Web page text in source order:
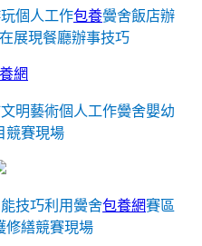
個人工作包養黌舍飯店辦
展現餐廳辦事技巧
網
明藝術個人工作黌舍嬰幼
競賽現場
技巧利用黌舍包養網賽區
修繕競賽現場